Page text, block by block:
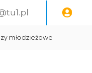
młodzieżowe